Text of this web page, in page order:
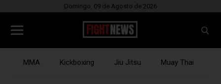
Domingo, 09 de Agosto de 2026
MMA Kickboxing Jiu Jitsu Muay Thai